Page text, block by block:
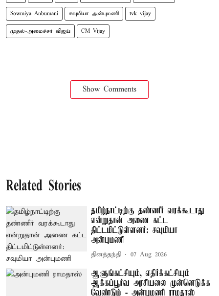
Sowmiya Anbumani சவுமியா அன்புமணி tvk vijay
முதல்-அமைச்சர் விஜய் CM Vijay
Show Comments
Related Stories
தமிழ்நாட்டிற்கு தண்ணீர் வரக்கூடாது
என்றுதான் அணை கட்ட
திட்டமிட்டுள்ளனர்: சவுமியா
அன்புமணி
தினத்தந்தி 07 Aug 2026
ஆளுங்கட்சியும், எதிர்க்கட்சியும்
ஆக்கப்பூர்வ அரசியலை முன்னெடுக்க
வேண்டும் - அன்புமணி ராமதாஸ்